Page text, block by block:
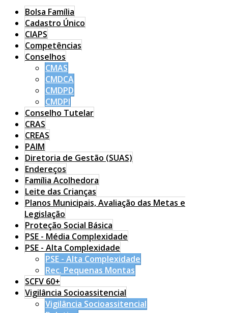
Bolsa Família
Cadastro Único
CIAPS
Competências
Conselhos
CMAS
CMDCA
CMDPD
CMDPI
Conselho Tutelar
CRAS
CREAS
PAIM
Diretoria de Gestão (SUAS)
Endereços
Família Acolhedora
Leite das Crianças
Planos Municipais, Avaliação das Metas e
Legislação
Proteção Social Básica
PSE - Média Complexidade
PSE - Alta Complexidade
PSE - Alta Complexidade
Rec. Pequenas Montas
SCFV 60+
Vigilância Socioassitencial
Vigilância Socioassitencial